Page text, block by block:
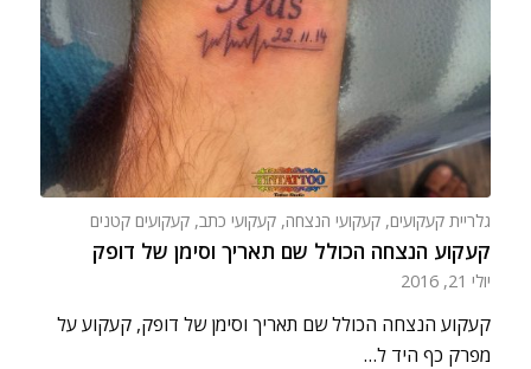
גלריית קעקועים, קעקועי הנצחה, קעקועי כתב, קעקועים קטנים
קעקוע הנצחה הכולל שם תאריך וסימן של דופק
יולי 21, 2016
קעקוע הנצחה הכולל שם תאריך וסימן של דופק, קעקוע על
מפרק כף היד ל…